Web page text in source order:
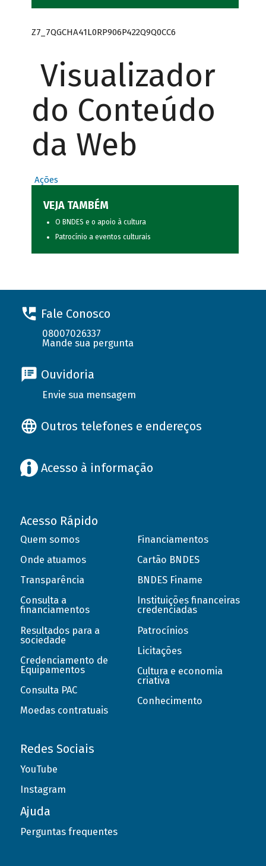
Z7_7QGCHA41L0RP906P422Q9Q0CC6
Visualizador
do Conteúdo
da Web
Ações
VEJA TAMBÉM
O BNDES e o apoio à cultura
Patrocínio a eventos culturais
Fale Conosco
08007026337
Mande sua pergunta
Ouvidoria
Envie sua mensagem
Outros telefones e endereços
Acesso à informação
Acesso Rápido
Quem somos
Onde atuamos
Transparência
Consulta a
financiamentos
Resultados para a
sociedade
Credenciamento de
Equipamentos
Consulta PAC
Moedas contratuais
Financiamentos
Cartão BNDES
BNDES Finame
Instituições financeiras
credenciadas
Patrocínios
Licitações
Cultura e economia
criativa
Conhecimento
Redes Sociais
YouTube
Instagram
Ajuda
Perguntas frequentes